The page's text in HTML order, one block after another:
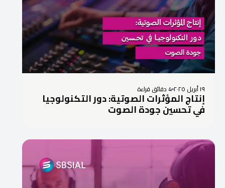
١٩ أبريل ٢٠٢٥ 4 دقائق قراءة
إنتاج المؤثرات الصوتية: دور التكنولوجيا
في تحسين جودة الصوت